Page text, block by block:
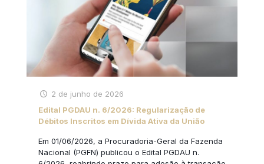
2 de junho de 2026
Edital PGDAU n. 6/2026: Regularização de
Débitos Inscritos em Dívida Ativa da União
Em 01/06/2026, a Procuradoria-Geral da Fazenda
Nacional (PGFN) publicou o Edital PGDAU n.